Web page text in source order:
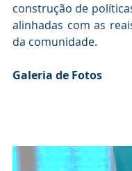
construção de
alinhadas com as
da comunidade.
Galeria de Fotos